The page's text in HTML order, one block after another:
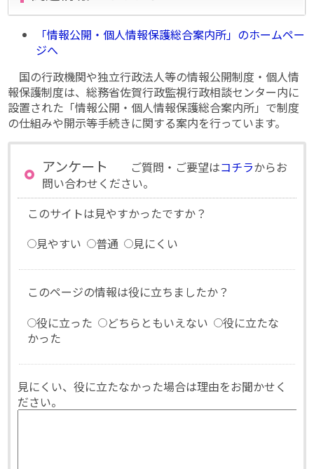
「情報公開・個人情報保護総合案内所」のホームペー
ジへ
国の行政機関や独立行政法人等の情報公開制度・個人情
報保護制度は、総務省佐賀行政監視行政相談センター内に
設置された「情報公開・個人情報保護総合案内所」で制度
の仕組みや開示等手続きに関する案内を行っています。
アンケート ご質問・ご要望はコチラからお
問い合わせください。
このサイトは見やすかったですか？
見やすい
普通 見にくい
このページの情報は役に立ちましたか？
役に立った
どちらともいえない
役に立たな
かった
見にくい、役に立たなかった場合は理由をお聞かせく
ださい。